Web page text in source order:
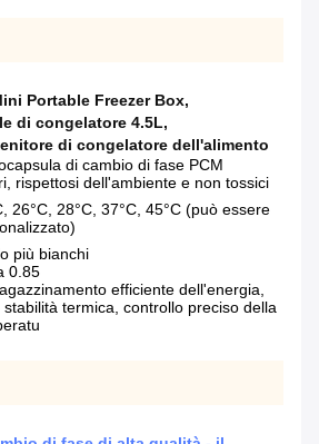
Portable Freezer Box,
di congelatore 4.5L,
di congelatore dell'alimento
di cambio di fase PCM
rispettosi dell'ambiente e non tossici
26°C, 28°C, 37°C, 45°C (può essere
più bianchi
0.85
efficiente dell'energia,
stabilità termica, controllo preciso della